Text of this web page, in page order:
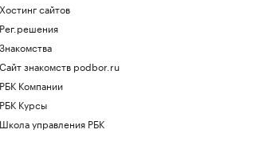
Хостинг сайтов
Рег.решения
Знакомства
Сайт знакомств podbor.ru
РБК Компании
РБК Курсы
Школа управления РБК